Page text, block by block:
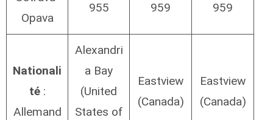
Opava
955
959
959
Nationali
té:
Allemand
Alexandri
a Bay
(United
States of
Eastview
(Canada)
Eastview
(Canada)